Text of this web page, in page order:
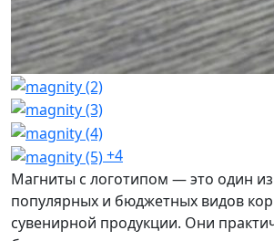
+4
Магниты с логотипом — это один
популярных и бюджетных видов
сувенирной продукции. Они